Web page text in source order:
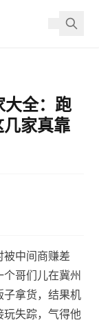
大全：跑
家真靠
被中间商赚差
哥们儿在冀州
子拿货，结果机
玩失踪，气得他